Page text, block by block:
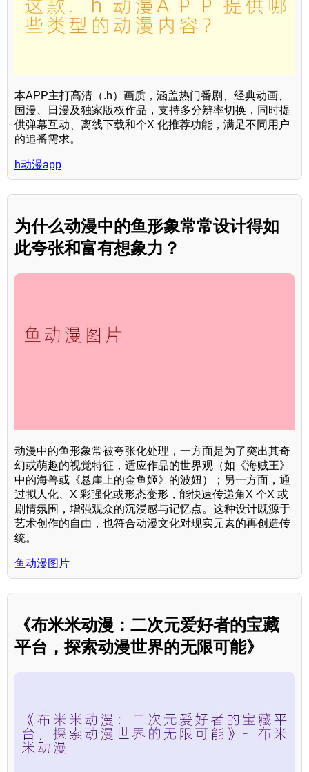
本APP主打高清（.h）画质，涵盖热门番剧、经典动画、
国漫、日漫及独家版权作品，支持多分辨率切换，同时提
供弹幕互动、离线下载和个X 化推荐功能，满足不同用户
的追番需求。
h动漫app
为什么动漫中的鱼形象常常设计得如
此夸张和富有想象力？
动漫中的鱼形象常被夸张化处理，一方面是为了突出其奇
幻或萌趣的视觉特征，适应作品的世界观（如《海贼王》
中的海兽或《悬崖上的金鱼姬》的波妞）；另一方面，通
过拟人化、X 彩强化或形态变形，能快速传递角X 个X 或
剧情氛围，增强观众的沉浸感与记忆点。这种设计既源于
艺术创作的自由，也符合动漫文化对现实元素的再创造传
统。
鱼动漫图片
《布米米动漫：二次元爱好者的宝藏
平台，探索动漫世界的无限可能》